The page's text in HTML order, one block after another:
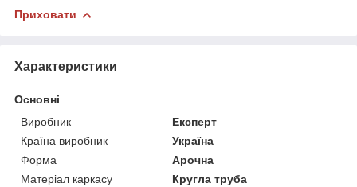
Приховати
Характеристики
Основні
Виробник
Експерт
Країна виробник
Україна
Форма
Арочна
Матеріал каркасу
Кругла труба